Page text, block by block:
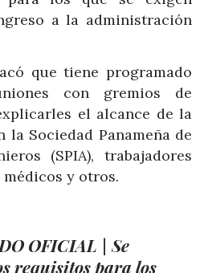
a la administración
que tiene programado
con gremios de
el alcance de la
Sociedad Panameña de
(SPIA), trabajadores
y otros.
OFICIAL | Se
requisitos para los